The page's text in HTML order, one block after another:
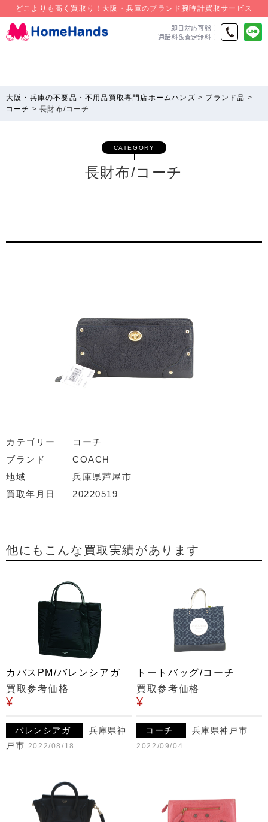
どこよりも高く買取り！大阪・兵庫のブランド腕時計買取サービス
大阪・兵庫の不要品・不用品買取専門店ホームハンズ > ブランド品 >
コーチ >長財布/コーチ
CATEGORY
長財布/コーチ
カテゴリー
コーチ
ブランド
COACH
地域
兵庫県芦屋市
買取年月日
20220519
他にもこんな買取実績があります
カバスPM/バレンシアガ
買取参考価格
¥
バレンシアガ
兵庫県神
戸市 2022/08/18
トートバッグ/コーチ
買取参考価格
¥
コーチ 兵庫県神戸市
2022/09/04